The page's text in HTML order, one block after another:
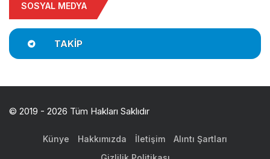
SOSYAL MEDYA
TAKIP
© 2019 - 2026 Tüm Hakları Saklıdır
Künye Hakkımızda İletişim
Alıntı Şartları